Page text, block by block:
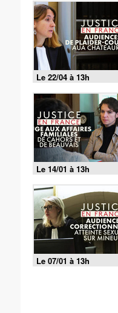
Le 22/04 à 13h
Le 14/01 à 13h
Le 07/01 à 13h